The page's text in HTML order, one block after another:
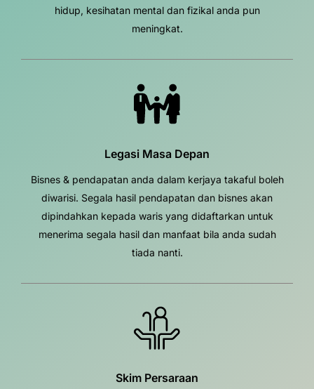
hidup, kesihatan mental dan fizikal anda pun
meningkat.
Legasi Masa Depan
Bisnes & pendapatan anda dalam kerjaya takaful boleh
diwarisi. Segala hasil pendapatan dan bisnes akan
dipindahkan kepada waris yang didaftarkan untuk
menerima segala hasil dan manfaat bila anda sudah
tiada nanti.
Skim Persaraan